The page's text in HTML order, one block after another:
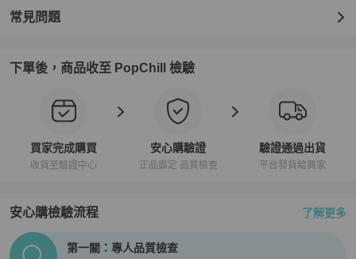
常見問題
下單後，商品收至 PopChill 檢驗
買家完成購買
收貨至驗證中心
安心購驗證
正品鑑定 品質檢查
驗證通過出貨
平台發貨給買家
安心購檢驗流程 了解更多
PopChill拍拍圈正品驗證、安心購檢驗流程介紹
第一關：專人品質檢查